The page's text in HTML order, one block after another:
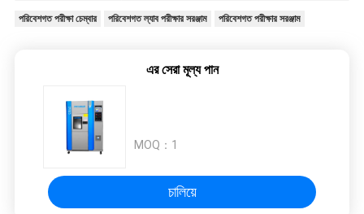
পরিবেশগত পরীক্ষা চেম্বার পরিবেশগত ল্যাব পরীক্ষার সরঞ্জাম পরিবেশগত পরীক্ষার সরঞ্জাম
এর সেরা মূল্য পান
MOQ： 1
চালিয়ে